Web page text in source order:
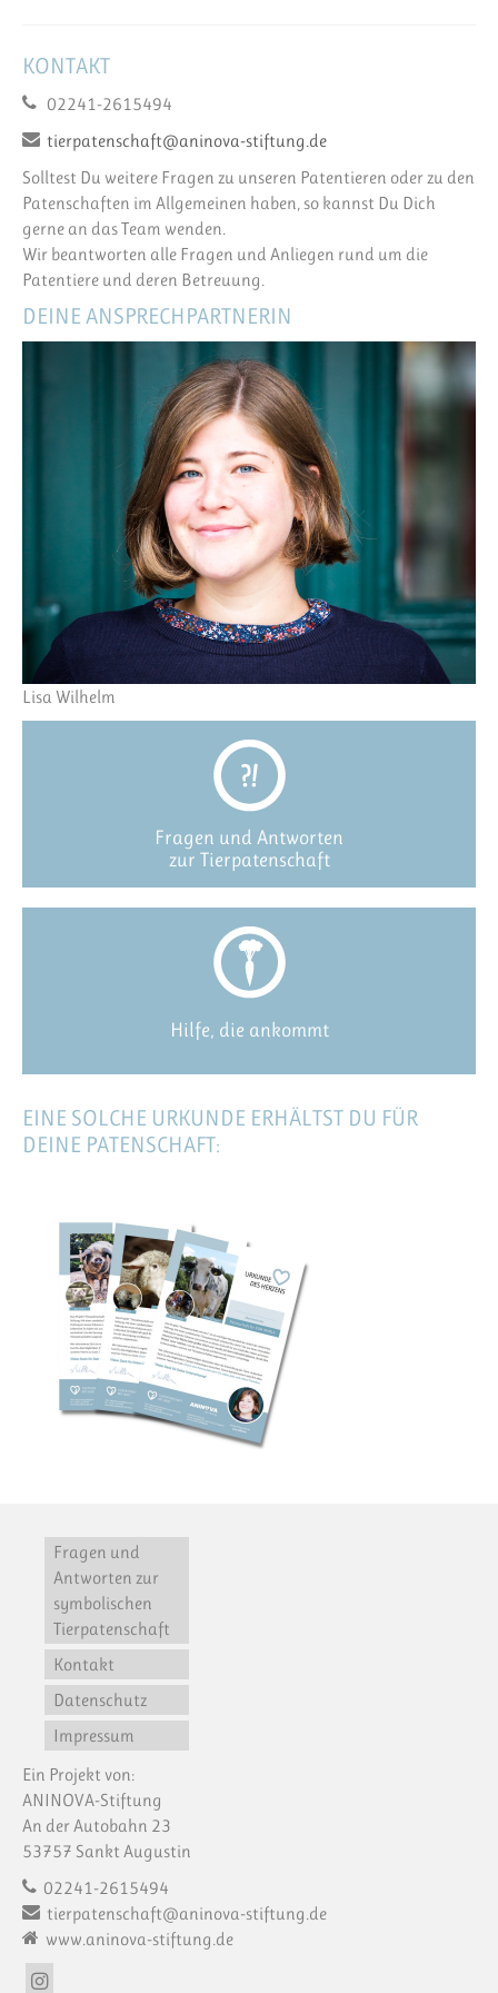
KONTAKT
02241-2615494
tierpatenschaft@aninova-stiftung.de
Solltest Du weitere Fragen zu unseren Patentieren oder zu den
Patenschaften im Allgemeinen haben, so kannst Du Dich
gerne an das Team wenden.
Wir beantworten alle Fragen und Anliegen rund um die
Patentiere und deren Betreuung.
DEINE ANSPRECHPARTNERIN
Lisa Wilhelm
Fragen und Antworten
zur Tierpatenschaft
Hilfe, die ankommt
EINE SOLCHE URKUNDE ERHÄLTST DU FÜR
DEINE PATENSCHAFT:
Fragen und
Antworten zur
symbolischen
Tierpatenschaft
Kontakt
Datenschutz
Impressum
Ein Projekt von:
ANINOVA-Stiftung
An der Autobahn 23
53757 Sankt Augustin
02241-2615494
tierpatenschaft@aninova-stiftung.de
www.aninova-stiftung.de